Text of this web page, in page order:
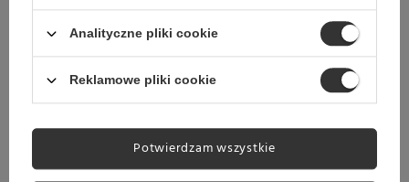
Kawa ziarnista Ingagi Coffee Gold Jungle Blend 250g
39,49 zł
Analityczne pliki cookie
Reklamowe pliki cookie
Potwierdzam wszystkie